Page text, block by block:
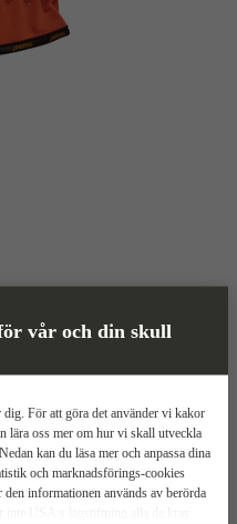
vår och din skull
För att göra det använder vi kakor
lära oss mer om hur vi skall utveckla
kan du läsa mer och anpassa dina
och marknadsförings-cookies
informationen används av berörda
USA:s lagstiftning alla de krav